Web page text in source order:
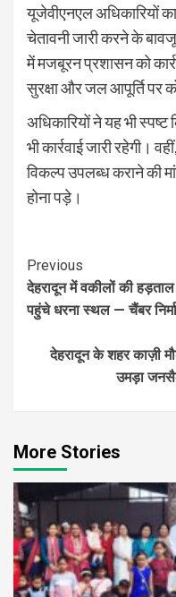
यूजेवीएनएल अधिकारियों
चेतावनी जारी करने के
में मजबूरन प्रशासन को
सुरक्षा और जल आपूर्ति पर
अधिकारियों ने यह भी
भी कार्रवाई जारी रहेगी।
विकल्प उपलब्ध कराने की
होना पड़े।
Continue
Reading
Previous
देहरादून में वकीलों की
पहुंचे धरना स्थल — चैंबर
देहरादून के शहर काज़ी
उमड़ा
More Stories